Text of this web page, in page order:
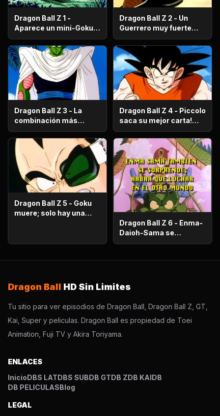
Dragon Ball Z 1 -
Aparece un mini-Goku,
su nombre es Gohan.
Dragon Ball Z 2 - Un
Guerrero muy fuerte
con antecedentes
históricos; se trata del
hermano mayor de
Goku.
Dragon Ball Z 3 - La
combinación más
fuerte de este Mundo.
Dragon Ball Z 4 - Piccolo
saca su mejor carta!
Gohan, un niño llorón.
Dragon Ball Z 5 - Goku
muere; solo hay una
Dragon Ball Z 6 - Enma-
Daioh-Sama se
sorprende. Habrá que
mundo?
Dragon Ball HD Sin Limites
Tu sitio para ver episodios de Dragon Ball, Dragon Ball Z, GT,
Kai, Super y peliculas. Dragon Ball es propiedad de Toei
Animation, Fuji TV y Akira Toriyama.
ENLACES
InicioDBS LATDBS SUBDB GTDB ZDB KAIDB
DB PELICULASBlog
LEGAL